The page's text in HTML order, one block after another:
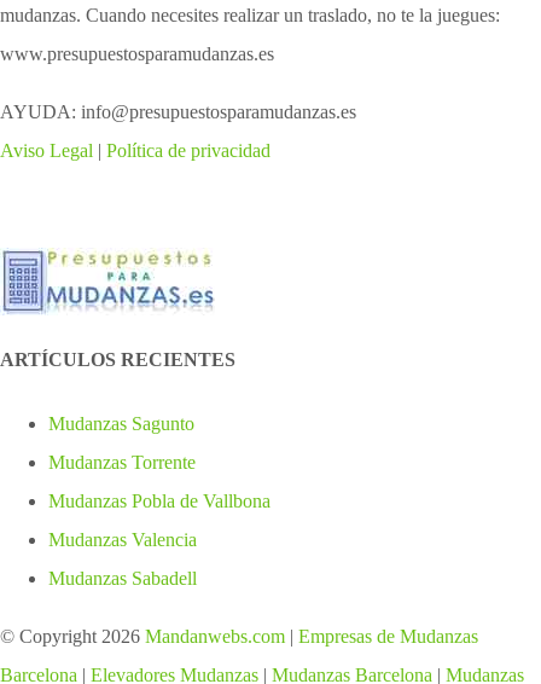
mudanzas. Cuando necesites realizar un traslado, no te la juegues:
www.presupuestosparamudanzas.es
AYUDA: info@presupuestosparamudanzas.es
Aviso Legal | Política de privacidad
ARTÍCULOS RECIENTES
Mudanzas Sagunto
Mudanzas Torrente
Mudanzas Pobla de Vallbona
Mudanzas Valencia
Mudanzas Sabadell
© Copyright 2026 Mandanwebs.com | Empresas de Mudanzas
Barcelona | Elevadores Mudanzas | Mudanzas Barcelona | Mudanzas